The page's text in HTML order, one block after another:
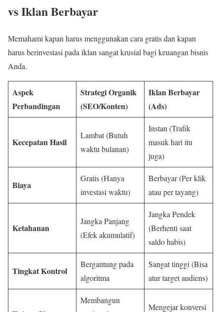
vs Iklan Berbayar
Memahami kapan harus menggunakan cara gratis dan kapan
harus berinvestasi pada iklan sangat krusial bagi keuangan bisnis
Anda.
Aspek
Perbandingan
Strategi Organik
(SEO/Konten)
Iklan Berbayar
(Ads)
Kecepatan Hasil
Lambat (Butuh
waktu bulanan)
Instan (Trafik
masuk hari itu
juga)
Biaya
Gratis (Hanya
investasi waktu)
Berbayar (Per klik
atau per tayang)
Ketahanan
Jangka Panjang
(Efek akumulatif)
Jangka Pendek
(Berhenti saat
saldo habis)
Tingkat Kontrol
Bergantung pada
algoritma
Sangat tinggi (Bisa
atur target audiens)
Membangun
Mengejar konversi